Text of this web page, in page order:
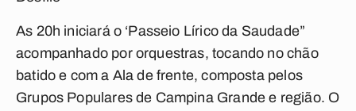
As 20h iniciará o ‘Passeio Lírico da Saudade”
acompanhado por orquestras, tocando no chão
batido e com a Ala de frente, composta pelos
Grupos Populares de Campina Grande e região. O